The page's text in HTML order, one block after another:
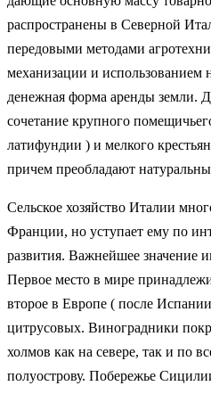
распространены в Северной
передовыми методами
механизации и использованием
денежная форма аренды
сочетание крупного
латифундии ) и мелкого
причем преобладают
Сельское хозяйство Италии
Франции, но уступает ему по
развития. Важнейшее значение
Первое место в мире
второе в Европе ( после
цитрусовых. Виноградники
холмов как на севере, так и по
полуострову. Побережье